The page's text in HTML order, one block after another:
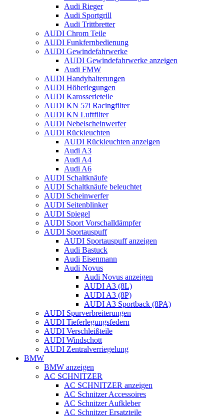
Audi Rieger
Audi Sportgrill
Audi Trittbretter
AUDI Chrom Teile
AUDI Funkfernbedienung
AUDI Gewindefahrwerke
AUDI Gewindefahrwerke anzeigen
Audi FMW
AUDI Handyhalterungen
AUDI Höherlegungen
AUDI Karosserieteile
AUDI KN 57i Racingfilter
AUDI KN Luftfilter
AUDI Nebelscheinwerfer
AUDI Rückleuchten
AUDI Rückleuchten anzeigen
Audi A3
Audi A4
Audi A6
AUDI Schaltknäufe
AUDI Schaltknäufe beleuchtet
AUDI Scheinwerfer
AUDI Seitenblinker
AUDI Spiegel
AUDI Sport Vorschalldämpfer
AUDI Sportauspuff
AUDI Sportauspuff anzeigen
Audi Bastuck
Audi Eisenmann
Audi Novus
Audi Novus anzeigen
AUDI A3 (8L)
AUDI A3 (8P)
AUDI A3 Sportback (8PA)
AUDI Spurverbreiterungen
AUDI Tieferlegungsfedern
AUDI Verschleißteile
AUDI Windschott
AUDI Zentralverriegelung
BMW
BMW anzeigen
AC SCHNITZER
AC SCHNITZER anzeigen
AC Schnitzer Accessoires
AC Schnitzer Aufkleber
AC Schnitzer Ersatzteile